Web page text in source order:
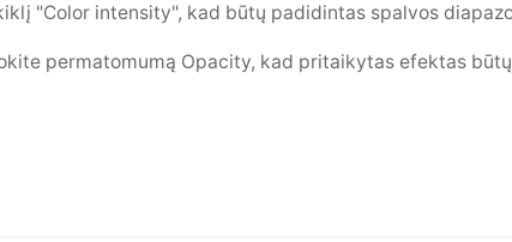
"Color intensity", kad būtų padidintas spalvos
permatomumą Opacity, kad pritaikytas efektas